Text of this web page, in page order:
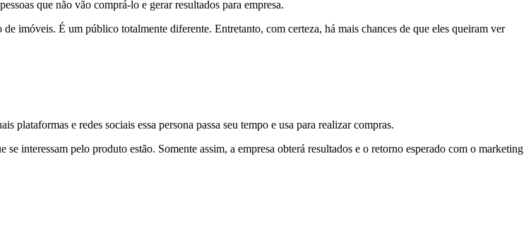
que não vão comprá-lo e gerar resultados para empresa.
imóveis. É um público totalmente diferente. Entretanto, com certeza, há mais chances de que eles queiram ver
plataformas e redes sociais essa persona passa seu tempo e usa para realizar compras.
interessam pelo produto estão. Somente assim, a empresa obterá resultados e o retorno esperado com o marketing